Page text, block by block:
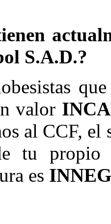
S.A.D.?
valor
al CCF, el
tu
es